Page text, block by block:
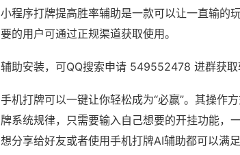
小程序打牌提高胜率辅助是一款可以让一直输的
要的用户可通过正规渠道获取使用。
辅助安装，可QQ搜索申请 549552478 进群获取
手机打牌可以一键让你轻松成为“必赢”。其操作
牌系统规律，只需要输入自己想要的开挂功能，
想分享给好友或者使用手机打牌AI辅助都可以满足